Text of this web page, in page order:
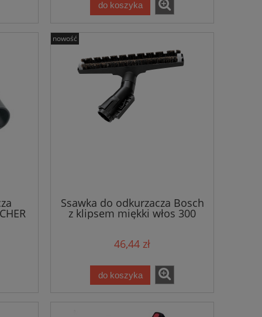
do koszyka
Ssawka do odkurzacza Bosch
z klipsem miękki włos 300
mm /9672
46,44 zł
do koszyka
nowość